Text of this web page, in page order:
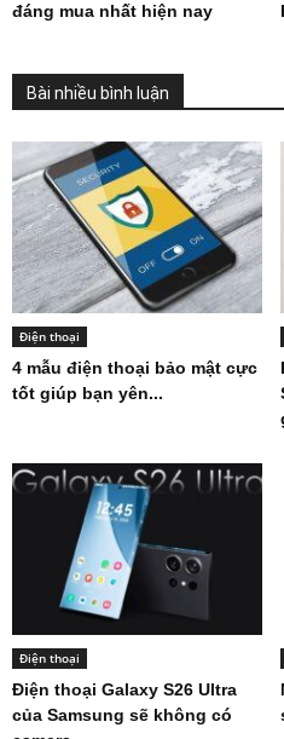
đáng mua nhất hiện nay
Bài nhiều bình luận
Điện thoại
4 mẫu điện thoại bảo mật cực
tốt giúp bạn yên...
Điện thoại
Điện thoại Galaxy S26 Ultra
của Samsung sẽ không có